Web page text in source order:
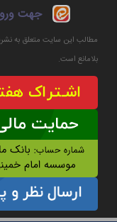
جهت
مطالب این سایت متعلق به
بلامانع است.